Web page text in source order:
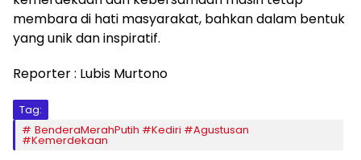
membara di hati masyarakat, bahkan dalam bentuk
yang unik dan inspiratif.
Reporter : Lubis Murtono
Tag:
BenderaMerahPutih #Kediri #Agustusan
#Kemerdekaan